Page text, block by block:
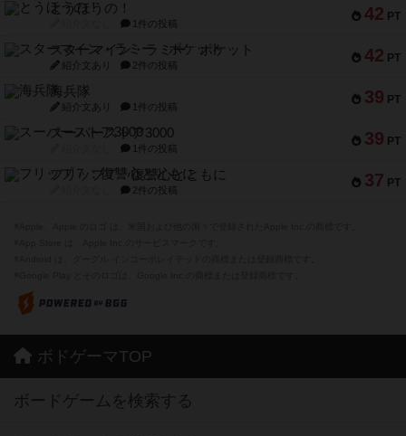
42 PT
とうほうの！
1件の投稿
42 PT
スターマイン・ラミー ポケット
紹介文あり 2件の投稿
39 PT
海兵隊
紹介文あり 1件の投稿
39 PT
スーパーストア3000
1件の投稿
37 PT
フリップ７：復讐心とともに
2件の投稿
ボドゲーマTOP
ボードゲームを検索する